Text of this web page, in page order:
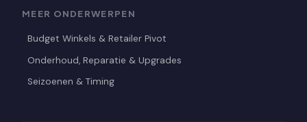
MEER ONDERWERPEN
Budget Winkels & Retailer Pivot
Onderhoud, Reparatie & Upgrades
Seizoenen & Timing